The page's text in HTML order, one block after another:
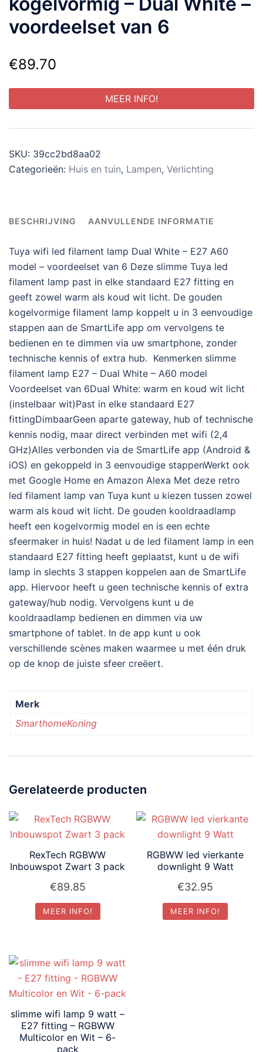
voordeelset van 6
€89.70
MEER INFO!
SKU: 39cc2bd8aa02
Categorieën: Huis en tuin, Lampen, Verlichting
BESCHRIJVING AANVULLENDE INFORMATIE
Tuya wifi led filament lamp Dual White – E27 A60
model – voordeelset van 6 Deze slimme Tuya led
filament lamp past in elke standaard E27 fitting en
geeft zowel warm als koud wit licht. De gouden
kogelvormige filament lamp koppelt u in 3 eenvoudige
stappen aan de SmartLife app om vervolgens te
bedienen en te dimmen via uw smartphone, zonder
technische kennis of extra hub. Kenmerken slimme
filament lamp E27 – Dual White – A60 model
Voordeelset van 6Dual White: warm en koud wit licht
(instelbaar wit)Past in elke standaard E27
fittingDimbaarGeen aparte gateway, hub of technische
kennis nodig, maar direct verbinden met wifi (2,4
GHz)Alles verbonden via de SmartLife app (Android &
iOS) en gekoppeld in 3 eenvoudige stappenWerkt ook
met Google Home en Amazon Alexa Met deze retro
led filament lamp van Tuya kunt u kiezen tussen zowel
warm als koud wit licht. De gouden kooldraadlamp
heeft een kogelvormig model en is een echte
sfeermaker in huis! Nadat u de led filament lamp in een
standaard E27 fitting heeft geplaatst, kunt u de wifi
lamp in slechts 3 stappen koppelen aan de SmartLife
app. Hiervoor heeft u geen technische kennis of extra
gateway/hub nodig. Vervolgens kunt u de
kooldraadlamp bedienen en dimmen via uw
smartphone of tablet. In de app kunt u ook
verschillende scènes maken waarmee u met één druk
op de knop de juiste sfeer creëert.
Merk
SmarthomeKoning
Gerelateerde producten
RexTech RGBWW
Inbouwspot Zwart 3 pack
€89.85
MEER INFO!
RGBWW led vierkante
downlight 9 Watt
€32.95
MEER INFO!
slimme wifi lamp 9 watt –
E27 fitting – RGBWW
Multicolor en Wit – 6-
pack